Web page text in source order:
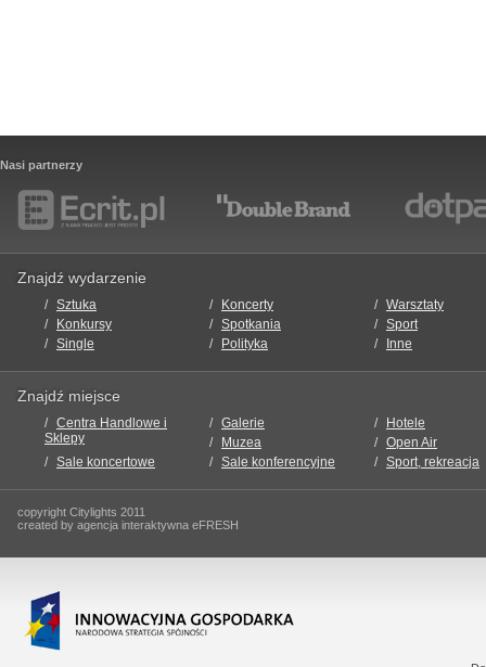
Nasi partnerzy
Znajdź wydarzenie
Sztuka Koncerty
Warsztaty
Konkursy
Spotkania
Sport
Single
Polityka Inne
Znajdź miejsce
Centra Handlowe i
Sklepy
Galerie
Hotele
Muzea
Open Air
Sale koncertowe
Sale konferencyjne Sport, rekreacja
copyright Citylights 2011
created by agencja interaktywna eFRESH